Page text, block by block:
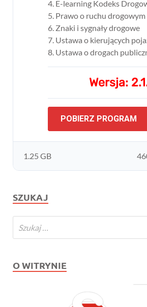
4. E-learning Kodeks
5. Prawo o ruchu drogowym
6. Znaki i sygnały drogowe
7. Ustawa o kierujących
8. Ustawa o drogach
Wersja:
POBIERZ PROGRAM
1.25 GB
SZUKAJ
O WITRYNIE